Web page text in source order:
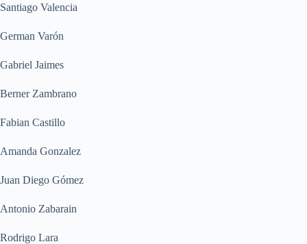
Santiago Valencia
German Varón
Gabriel Jaimes
Berner Zambrano
Fabian Castillo
Amanda Gonzalez
Juan Diego Gómez
Antonio Zabarain
Rodrigo Lara